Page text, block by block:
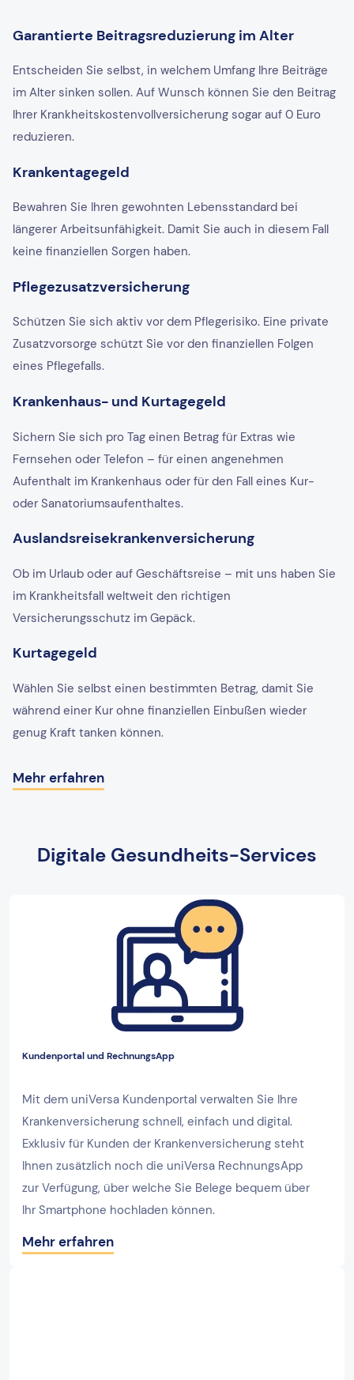
Garantierte Beitragsreduzierung im Alter
Entscheiden Sie selbst, in welchem Umfang Ihre Beiträge
im Alter sinken sollen. Auf Wunsch können Sie den Beitrag
Ihrer Krankheitskostenvollversicherung sogar auf 0 Euro
reduzieren.
Krankentagegeld
Bewahren Sie Ihren gewohnten Lebensstandard bei
längerer Arbeitsunfähigkeit. Damit Sie auch in diesem Fall
keine finanziellen Sorgen haben.
Pflegezusatzversicherung
Schützen Sie sich aktiv vor dem Pflegerisiko. Eine private
Zusatzvorsorge schützt Sie vor den finanziellen Folgen
eines Pflegefalls.
Krankenhaus- und Kurtagegeld
Sichern Sie sich pro Tag einen Betrag für Extras wie
Fernsehen oder Telefon – für einen angenehmen
Aufenthalt im Krankenhaus oder für den Fall eines Kur-
oder Sanatoriumsaufenthaltes.
Auslandsreisekrankenversicherung
Ob im Urlaub oder auf Geschäftsreise – mit uns haben Sie
im Krankheitsfall weltweit den richtigen
Versicherungsschutz im Gepäck.
Kurtagegeld
Wählen Sie selbst einen bestimmten Betrag, damit Sie
während einer Kur ohne finanziellen Einbußen wieder
genug Kraft tanken können.
Mehr erfahren
Digitale Gesundheits-Services
Kundenportal und RechnungsApp
Mit dem uniVersa Kundenportal verwalten Sie Ihre
Krankenversicherung schnell, einfach und digital.
Exklusiv für Kunden der Krankenversicherung steht
Ihnen zusätzlich noch die uniVersa RechnungsApp
zur Verfügung, über welche Sie Belege bequem über
Ihr Smartphone hochladen können.
Mehr erfahren